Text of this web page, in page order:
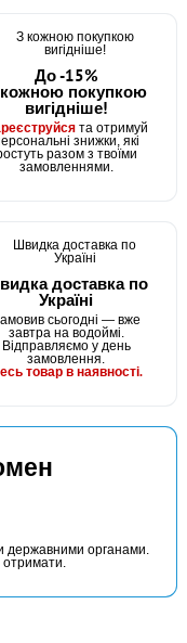
До -15%
покупкою
вигідніше!
та отримуй
знижки, які
разом з твоїми
замовленнями.
доставка по
Україні
сьогодні — вже
завтра на водоймі.
Відправляємо у день
замовлення.
товар в наявності.
державними органами.
отримати.